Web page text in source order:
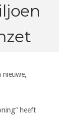
nieuwe,
heeft